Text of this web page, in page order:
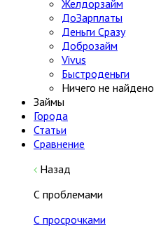
Желдорзайм
ДоЗарплаты
Деньги Сразу
Доброзайм
Vivus
Быстроденьги
Ничего не найдено
Займы
Города
Статьи
Сравнение
Назад
С проблемами
С просрочками